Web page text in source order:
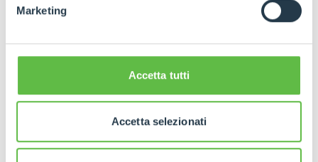
Marketing
Accetta tutti
Accetta selezionati
Présenté en avant-première et très attendu lors
ultra-compact a été conçu pour évoluer dans les
espaces extrêmement restreints et zones difficiles
Destiné à une utilisation sous hangars, en centres
environnements industriels encombrés, il allie